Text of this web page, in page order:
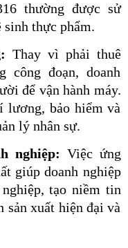
thường được sử
sinh thực phẩm.
Thay vì phải thuê
công đoạn, doanh
để vận hành máy.
lương, bảo hiểm và
lý nhân sự.
nghiệp: Việc ứng
giúp doanh nghiệp
tạo niềm tin
sản xuất hiện đại và